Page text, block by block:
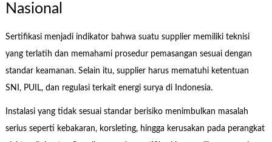
Nasional
Sertifikasi menjadi indikator bahwa suatu supplier memiliki teknisi
yang terlatih dan memahami prosedur pemasangan sesuai dengan
standar keamanan. Selain itu, supplier harus mematuhi ketentuan
SNI, PUIL, dan regulasi terkait energi surya di Indonesia.
Instalasi yang tidak sesuai standar berisiko menimbulkan masalah
serius seperti kebakaran, korsleting, hingga kerusakan pada perangkat